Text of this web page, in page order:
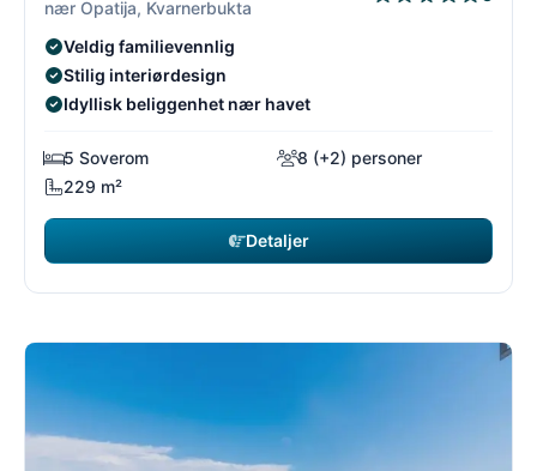
nær Opatija, Kvarnerbukta
Veldig familievennlig
Stilig interiørdesign
Idyllisk beliggenhet nær havet
5 Soverom
8 (+2) personer
229 m²
Detaljer